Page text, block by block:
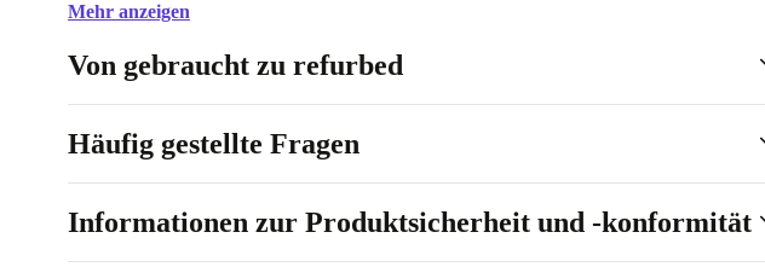
Mehr anzeigen
Von gebraucht zu refurbed
Häufig gestellte Fragen
Informationen zur Produktsicherheit und -konformität